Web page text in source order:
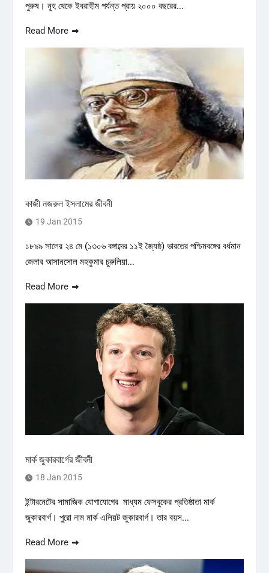
পুরুষ। নূহ থেকে ইবরাহীম পর্যন্ত প্রায় ২০০০ বছরের...
Read More
কাজী নজরুল ইসলামের জীবনী
19 Jan 2015
১৮৯৯ সালের ২৪ মে (১৩০৬ বঙ্গাব্দের ১১ই জ্যৈষ্ঠ) ভারতের পশ্চিমবঙ্গের বর্ধমান
জেলার আসানসোল মহকুমার চুরুলিয়া...
Read More
মার্ক জুকারবার্গের জীবনী
18 Jan 2015
ইন্টারনেটের সামাজিক যোগাযোগের মাধ্যম ফেসবুকের প্রতিষ্ঠাতা মার্ক
জুকারবার্গ। পুরো নাম মার্ক এলিয়ট জুকারবার্গ। তার বয়স...
Read More